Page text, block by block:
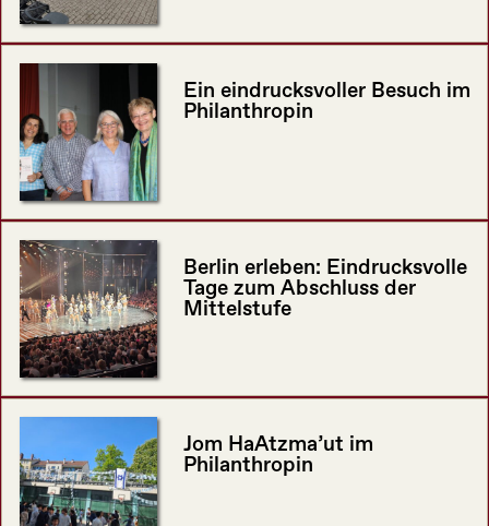
Ein eindrucksvoller Besuch im
Philanthropin
Berlin erleben: Eindrucksvolle
Tage zum Abschluss der
Mittelstufe
Jom HaAtzma’ut im
Philanthropin